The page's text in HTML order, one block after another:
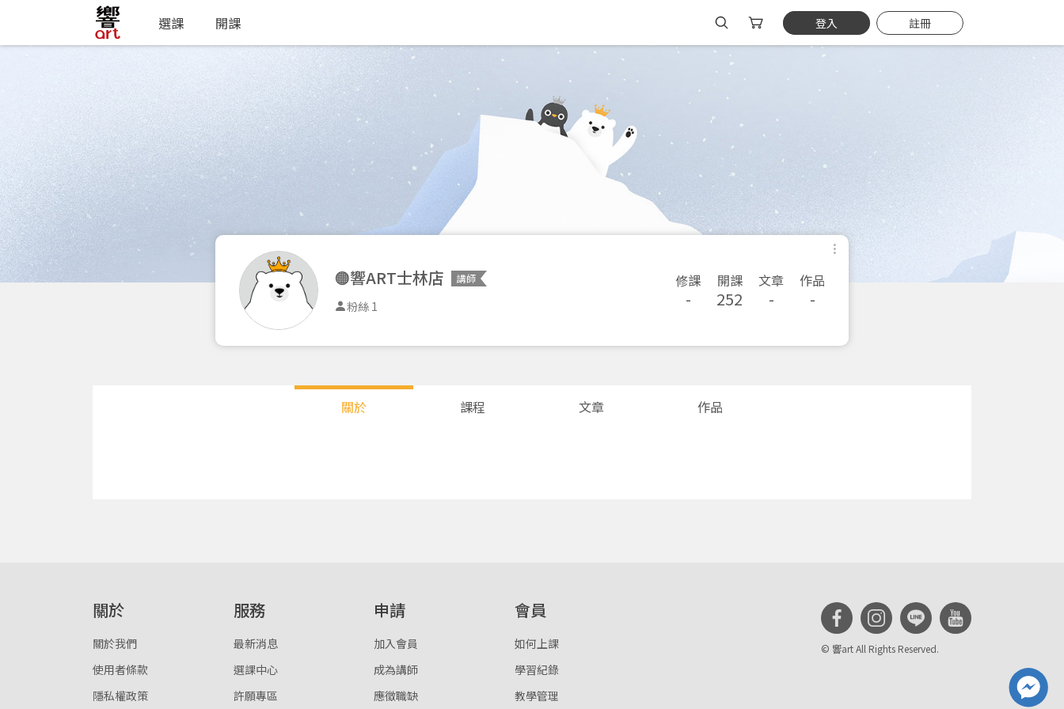
選課 開課 登入 註冊
🟠響ART士林店 講師
粉絲 1
修課
-
開課
252
文章
-
作品
-
關於 課程 文章 作品
關於
關於我們
使用者條款
隱私權政策
服務
最新消息
選課中心
許願專區
申請
加入會員
成為講師
應徵職缺
會員
如何上課
學習紀錄
教學管理
© 響art All Rights Reserved.